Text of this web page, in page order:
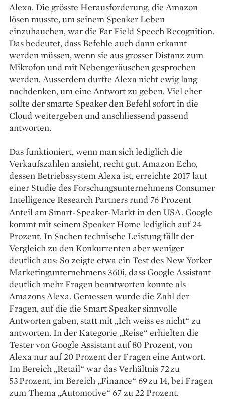
Alexa. Die grösste Herausforderung, die Amazon
lösen musste, um seinem Speaker Leben
einzuhauchen, war die Far Field Speech Recognition.
Das bedeutet, dass Befehle auch dann erkannt
werden müssen, wenn sie aus grosser Distanz zum
Mikrofon und mit Nebengeräuschen gesprochen
werden. Ausserdem durfte Alexa nicht ewig lang
nachdenken, um eine Antwort zu geben. Viel eher
sollte der smarte Speaker den Befehl sofort in die
Cloud weitergeben und anschliessend passend
antworten.
Das funktioniert, wenn man sich lediglich die
Verkaufszahlen ansieht, recht gut. Amazon Echo,
dessen Betriebssystem Alexa ist, erreichte 2017 laut
einer Studie des Forschungsunternehmens Consumer
Intelligence Research Partners rund 76 Prozent
Anteil am Smart-Speaker-Markt in den USA. Google
kommt mit seinem Speaker Home lediglich auf 24
Prozent. In Sachen technische Leistung fällt der
Vergleich zu den Konkurrenten aber weniger
deutlich aus: So zeigte etwa ein Test des New Yorker
Marketingunternehmens 360i, dass Google Assistant
deutlich mehr Fragen beantworten konnte als
Amazons Alexa. Gemessen wurde die Zahl der
Fragen, auf die die Smart Speaker sinnvolle
Antworten gaben, statt mit „Ich weiss es nicht“ zu
antworten. In der Kategorie „Reise“ erhielten die
Tester von Google Assistant auf 80 Prozent, von
Alexa nur auf 20 Prozent der Fragen eine Antwort.
Im Bereich „Retail“ war das Verhältnis 72 zu
53 Prozent, im Bereich „Finance“ 69 zu 14, bei Fragen
zum Thema „Automotive“ 67 zu 22 Prozent.